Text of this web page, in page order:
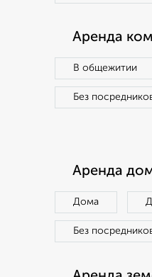
Аренда
В общежитии
Без
Аренда
Дома
Без